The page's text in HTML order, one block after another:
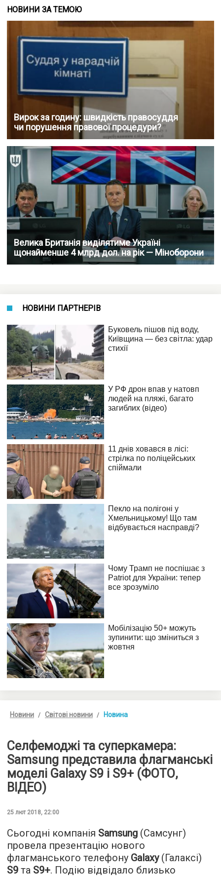
НОВИНИ ЗА ТЕМОЮ
Вирок за годину: швидкість правосуддя
чи порушення правової процедури?
Велика Британія виділятиме Україні
щонайменше 4 млрд дол. на рік — Міноборони
НОВИНИ ПАРТНЕРІВ
Новини Світові новини Новина
Селфемоджі та суперкамера:
Samsung представила флагманські
моделі Galaxy S9 і S9+ (ФОТО,
ВІДЕО)
25 лют 2018, 22:00
Сьогодні компанія Samsung (Самсунг)
провела презентацію нового
флагманського телефону Galaxy(Галаксі)
S9 та S9+. Подію відвідало близько